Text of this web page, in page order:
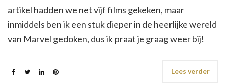
artikel hadden we net vijf films gekeken, maar
inmiddels ben ik een stuk dieper in de heerlijke wereld
van Marvel gedoken, dus ik praat je graag weer bij!
Lees verder